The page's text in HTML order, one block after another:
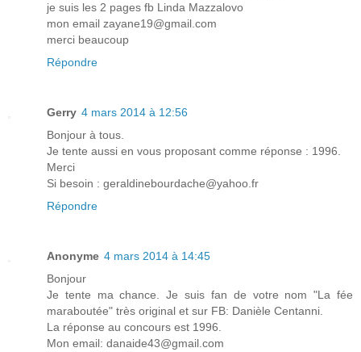
je suis les 2 pages fb Linda Mazzalovo
mon email zayane19@gmail.com
merci beaucoup
Répondre
Gerry 4 mars 2014 à 12:56
Bonjour à tous.
Je tente aussi en vous proposant comme réponse : 1996.
Merci
Si besoin : geraldinebourdache@yahoo.fr
Répondre
Anonyme 4 mars 2014 à 14:45
Bonjour
Je tente ma chance. Je suis fan de votre nom "La fée
maraboutée" très original et sur FB: Danièle Centanni.
La réponse au concours est 1996.
Mon email: danaide43@gmail.com